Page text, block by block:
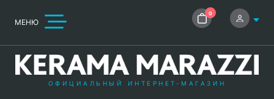
МЕНЮ
0
ОФИЦИАЛЬНЫЙ ИНТЕРНЕТ-МАГАЗИН